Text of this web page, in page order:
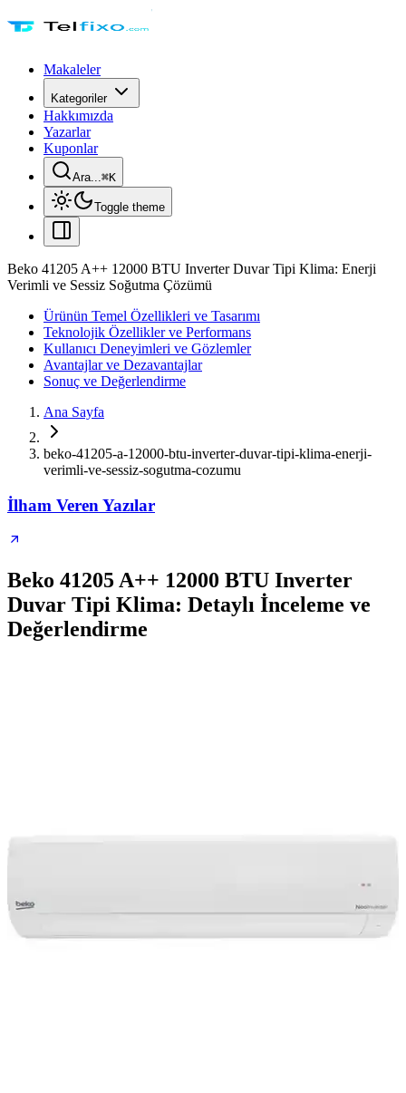
Makaleler
Kategoriler
Hakkımızda
Yazarlar
Kuponlar
Ara...⌘K
Toggle theme
Beko 41205 A++ 12000 BTU Inverter Duvar Tipi Klima: Enerji
Verimli ve Sessiz Soğutma Çözümü
Ürünün Temel Özellikleri ve Tasarımı
Teknolojik Özellikler ve Performans
Kullanıcı Deneyimleri ve Gözlemler
Avantajlar ve Dezavantajlar
Sonuç ve Değerlendirme
Ana Sayfa
beko-41205-a-12000-btu-inverter-duvar-tipi-klima-enerji-
verimli-ve-sessiz-sogutma-cozumu
İlham Veren Yazılar
Beko 41205 A++ 12000 BTU Inverter
Duvar Tipi Klima: Detaylı İnceleme ve
Değerlendirme